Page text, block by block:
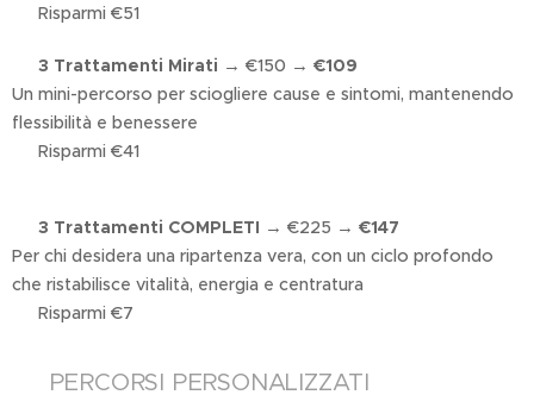
✔ Risparmi €51
3 Trattamenti Mirati → €150 → €109
Un mini-percorso per sciogliere cause e sintomi, mantenendo
flessibilità e benessere
✔ Risparmi €41
3 Trattamenti COMPLETI → €225 → €147
Per chi desidera una ripartenza vera, con un ciclo profondo
che ristabilisce vitalità, energia e centratura
✔ Risparmi €7
🎯 PERCORSI PERSONALIZZATI